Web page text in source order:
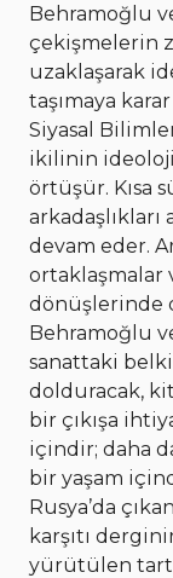
Behramoğlu
çekişmelerin
uzaklaşarak
taşımaya
Siyasal
ikilinin
örtüşür. Kısa
devam eder.
ortaklaşmalar
dönüşlerinde
Behramoğlu
sanattaki
dolduracak,
bir çıkışa
içindir; daha
bir yaşam
Rusya’da
karşıtı
yürütülen